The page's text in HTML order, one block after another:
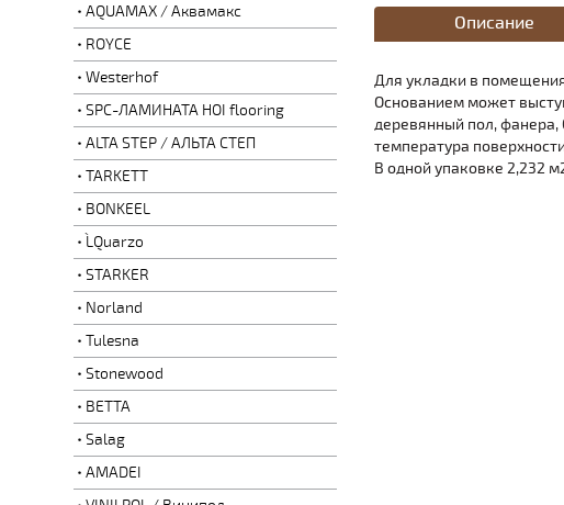
AQUAMAX / Аквамакс
ROYCE
Westerhof
SPC-ЛАМИНАТА HOI flooring
ALTA STEP / АЛЬТА СТЕП
TARKETT
BONKEEL
L`Quarzo
STARKER
Norland
Tulesna
Stonewood
BETTA
Salag
AMADEI
Описание
Для укладки в
Основанием может
деревянный пол, фанера,
температура
В одной упаковке 2,232